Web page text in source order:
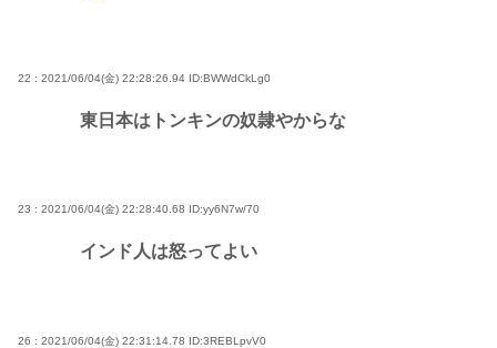
22 : 2021/06/04(金) 22:28:26.94 ID:BWWdCkLg0
東日本はトンキンの奴隷やからな
23 : 2021/06/04(金) 22:28:40.68 ID:yy6N7w/70
インド人は怒ってよい
26 : 2021/06/04(金) 22:31:14.78 ID:3REBLpvV0